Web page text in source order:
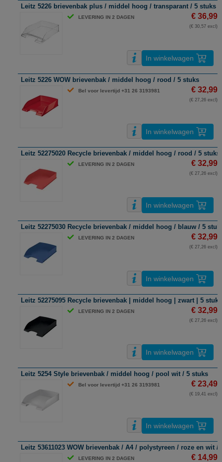
Leitz 5226 brievenbak plus / middel hoog / transparant / 5 stuks
LEVERING IN 2 DAGEN € 36,99
(€ 30,57 excl)
In winkelwagen
Leitz 5226 WOW brievenbak / middel hoog / rood / 5 stuks
Bel voor levertijd +31 26 3193981 € 32,99
(€ 27,26 excl)
In winkelwagen
Leitz 52275020 Recycle brievenbak / middel hoog / rood / 5 stuks
LEVERING IN 2 DAGEN € 32,99
(€ 27,26 excl)
In winkelwagen
Leitz 52275030 Recycle brievenbak / middel hoog / blauw / 5
LEVERING IN 2 DAGEN € 32,99
(€ 27,26 excl)
In winkelwagen
Leitz 52275095 Recycle brievenbak | middel hoog | zwart | 5 stuks
LEVERING IN 2 DAGEN € 32,99
(€ 27,26 excl)
In winkelwagen
Leitz 5254 Style brievenbak / middel hoog / pool wit / 5 stuks
Bel voor levertijd +31 26 3193981 € 23,49
(€ 19,41 excl)
In winkelwagen
Leitz 53611023 WOW brievenbak / A4 / polystyreen / roze en wit /
LEVERING IN 2 DAGEN € 14,99